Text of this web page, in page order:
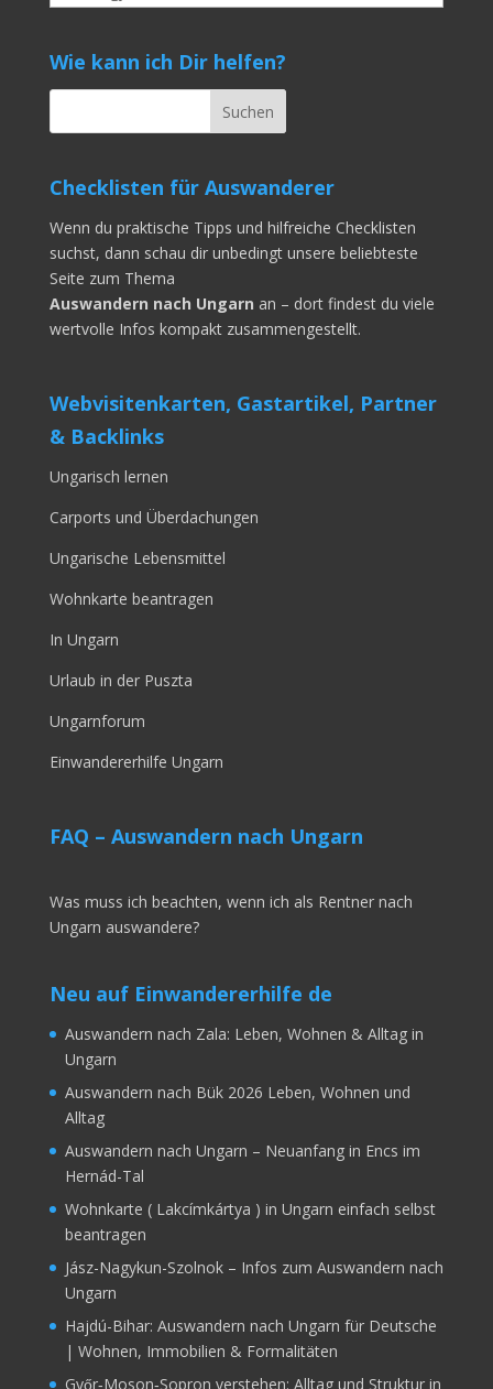
Wie kann ich Dir helfen?
Checklisten für Auswanderer
Wenn du praktische Tipps und hilfreiche Checklisten
suchst, dann schau dir unbedingt unsere beliebteste
Seite zum Thema
Auswandern nach Ungarn an – dort findest du viele
wertvolle Infos kompakt zusammengestellt.
Webvisitenkarten, Gastartikel, Partner
& Backlinks
Ungarisch lernen
Carports und Überdachungen
Ungarische Lebensmittel
Wohnkarte beantragen
In Ungarn
Urlaub in der Puszta
Ungarnforum
Einwandererhilfe Ungarn
FAQ – Auswandern nach Ungarn
Was muss ich beachten, wenn ich als Rentner nach
Ungarn auswandere?
Neu auf Einwandererhilfe de
Auswandern nach Zala: Leben, Wohnen & Alltag in
Ungarn
Auswandern nach Bük 2026 Leben, Wohnen und
Alltag
Auswandern nach Ungarn – Neuanfang in Encs im
Hernád-Tal
Wohnkarte ( Lakcímkártya ) in Ungarn einfach selbst
beantragen
Jász-Nagykun-Szolnok – Infos zum Auswandern nach
Ungarn
Hajdú-Bihar: Auswandern nach Ungarn für Deutsche
| Wohnen, Immobilien & Formalitäten
Győr‑Moson‑Sopron verstehen: Alltag und Struktur in